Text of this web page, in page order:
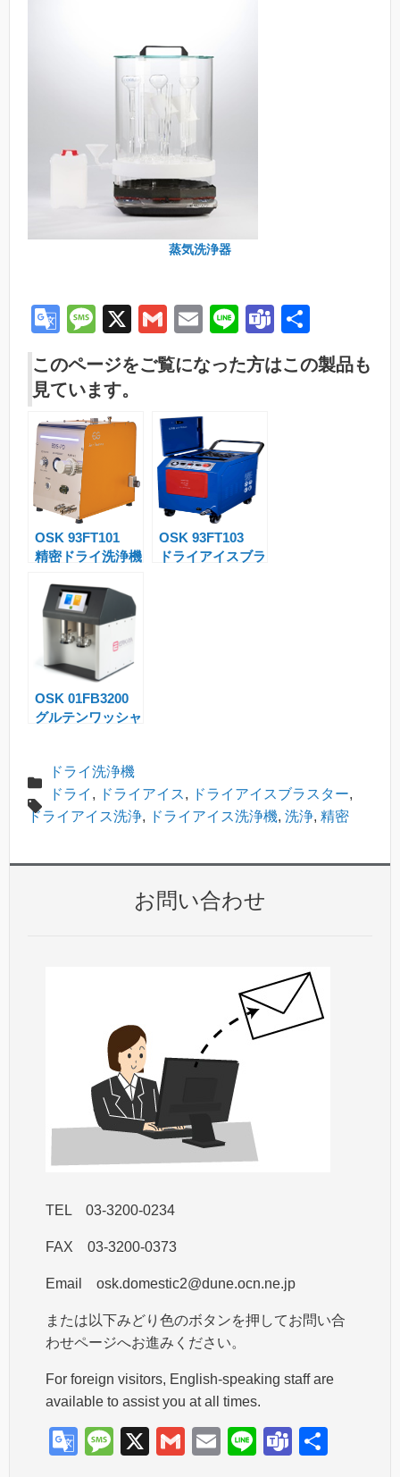
蒸気洗浄器
G
o
gl
e
Tr
a
n
sl
at
e
M
ss
a
g
X
G
m
ail
E
ail
Li
n
e
T
a
有
このページをご覧になった方はこの製品も
見ています。
OSK 93FT101
精密ドライ洗浄機
OSK 93FT103
ドライアイスブラ
OSK 01FB3200
グルテンワッシャ
ドライ洗浄機
ドライ , ドライアイス, ドライアイスブラスター,
ドライアイス洗浄, ドライアイス洗浄機, 洗浄, 精密
お問い合わせ
TEL 03-3200-0234
FAX 03-3200-0373
Email osk.domestic2@dune.ocn.ne.jp
または以下みどり色のボタンを押してお問い合
わせページへお進みください。
For foreign visitors, English-speaking staff are
available to assist you at all times.
G
M
X
G
E
Li
T